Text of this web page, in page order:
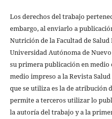
Los derechos del trabajo
embargo, al enviarlo a
Nutrición de la Facultad de
Universidad Autónoma de
su primera publicación en
medio impreso a la Revista
que se utiliza es la de atribución
permite a terceros utilizar lo
la autoría del trabajo y a la